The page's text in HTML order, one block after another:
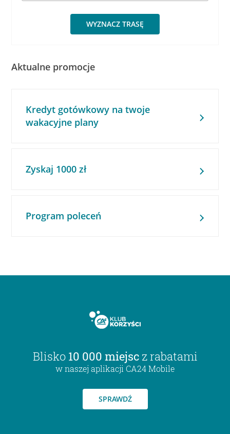
WYZNACZ TRASĘ
Aktualne promocje
Kredyt gotówkowy na twoje
wakacyjne plany
Zyskaj 1000 zł
Program poleceń
Blisko 10 000 miejsc z rabatami
w naszej aplikacji CA24 Mobile
SPRAWDŹ